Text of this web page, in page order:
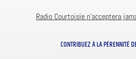
Radio Courtoisie n’acceptera
CONTRIBUEZ À LA PÉRENNITÉ